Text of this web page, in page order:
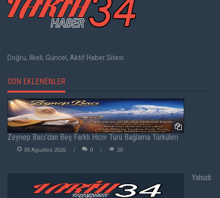
Doğru, İlkeli, Güncel, Aktif Haber Sitesi
SON EKLENENLER
Zeynep Bacı'dan Beş Farklı Hiciv Türü Bağlama Türküleri
05 Agustos 2026 0 20
Yahudi